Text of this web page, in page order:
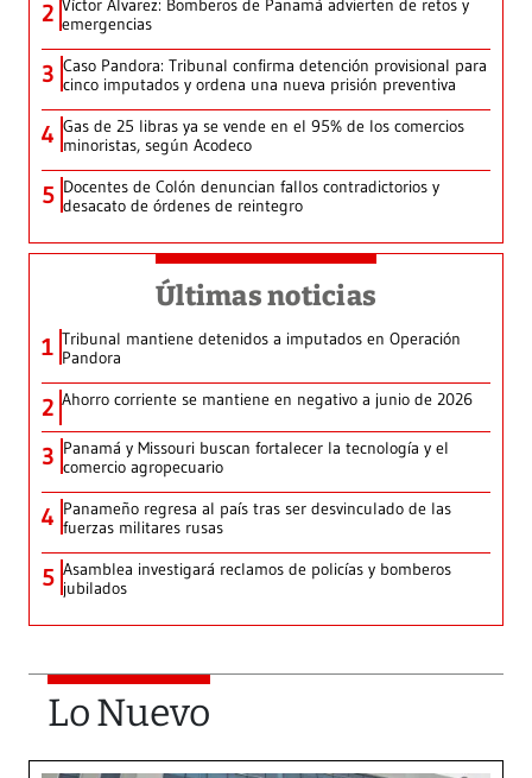
2 Víctor Álvarez: Bomberos de Panamá advierten de retos y
emergencias
3 Caso Pandora: Tribunal confirma detención provisional para
cinco imputados y ordena una nueva prisión preventiva
4 Gas de 25 libras ya se vende en el 95% de los comercios
minoristas, según Acodeco
5 Docentes de Colón denuncian fallos contradictorios y
desacato de órdenes de reintegro
Últimas noticias
1 Tribunal mantiene detenidos a imputados en Operación
Pandora
2 Ahorro corriente se mantiene en negativo a junio de 2026
3 Panamá y Missouri buscan fortalecer la tecnología y el
comercio agropecuario
4 Panameño regresa al país tras ser desvinculado de las
fuerzas militares rusas
5 Asamblea investigará reclamos de policías y bomberos
jubilados
Lo Nuevo